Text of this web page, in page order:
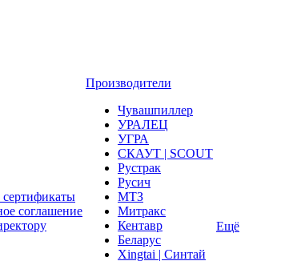
соглашение
Производители
Чувашпиллер
УРАЛЕЦ
УГРА
СКАУТ | SCOUT
Рустрак
Русич
МТЗ
Митракс
Кентавр
Беларус
Xingtai | Синтай
Ещё